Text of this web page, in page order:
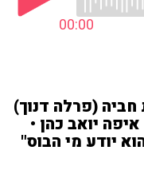
00:00
חביה (פרלה דנוך)
יואב כהן •
יודע מי הבוס"